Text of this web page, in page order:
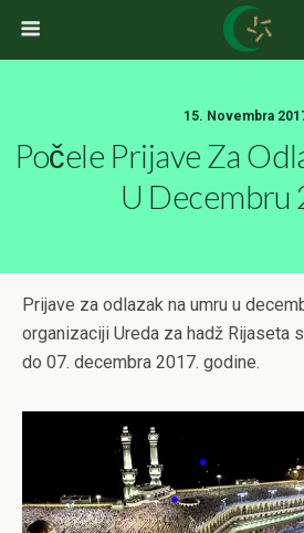
15. Novembra
Počele Prijave Za
U Decembru
Prijave za odlazak na umru u
organizaciji Ureda za hadž Rijaseta
do 07. decembra 2017. godine.